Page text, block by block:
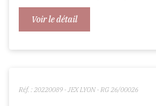
Voir le détail
Réf. : 20220089 - JEX LYON - RG 26/00026